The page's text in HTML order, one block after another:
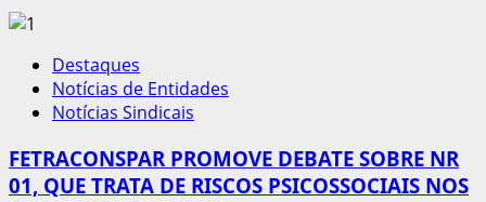
Destaques
Notícias de Entidades
Notícias Sindicais
FETRACONSPAR PROMOVE DEBATE SOBRE NR
01, QUE TRATA DE RISCOS PSICOSSOCIAIS NOS